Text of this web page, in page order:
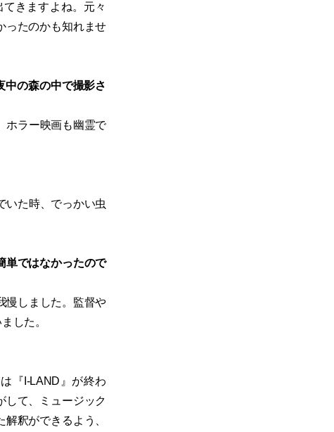
きますよね。元々
ったのかも知れませ
中の森の中で撮影さ
ホラー映画も幽霊で
いた時、でっかい虫
単ではなかったので
慢しました。監督や
した。
『I-LAND』が終わ
して、ミュージック
釈ができるよう、